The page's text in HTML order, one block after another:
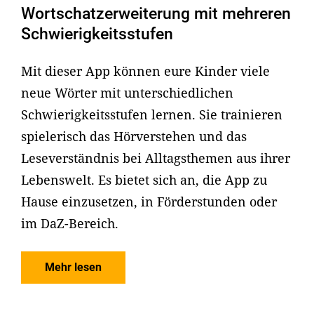
Wortschatzerweiterung mit mehreren
Schwierigkeitsstufen
Mit dieser App können eure Kinder viele
neue Wörter mit unterschiedlichen
Schwierigkeitsstufen lernen. Sie trainieren
spielerisch das Hörverstehen und das
Leseverständnis bei Alltagsthemen aus ihrer
Lebenswelt. Es bietet sich an, die App zu
Hause einzusetzen, in Förderstunden oder
im DaZ-Bereich.
Mehr lesen